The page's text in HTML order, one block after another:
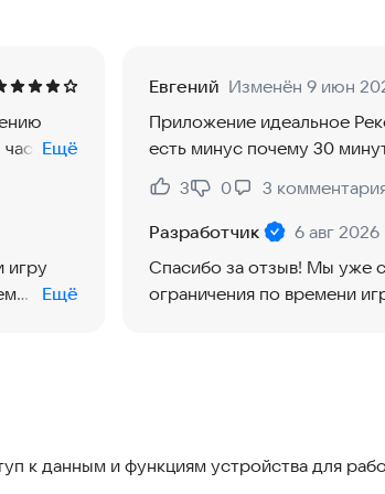
отражающую ваше воображение.
очаровательный пиксельный мир, где
теплоту и атмосферу.
играйте с ними и оживляйте свои
3D-структуры, от уютных
.
Ещё
игру
Ещё
Евгений Изменён 9 июн
Приложение идеальное
есть минус почему 30
мою он не влияет
Нравится:
3
Не нравится:
0 3
Разработчик
6 авг 2026
Спасибо за отзыв! Мы уже
ограничения по времени
к данным и функциям устройства для